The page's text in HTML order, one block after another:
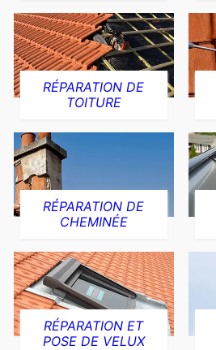
RÉPARATION DE
TOITURE
RÉPARATION DE
CHEMINÉE
RÉPARATION ET
POSE DE VELUX